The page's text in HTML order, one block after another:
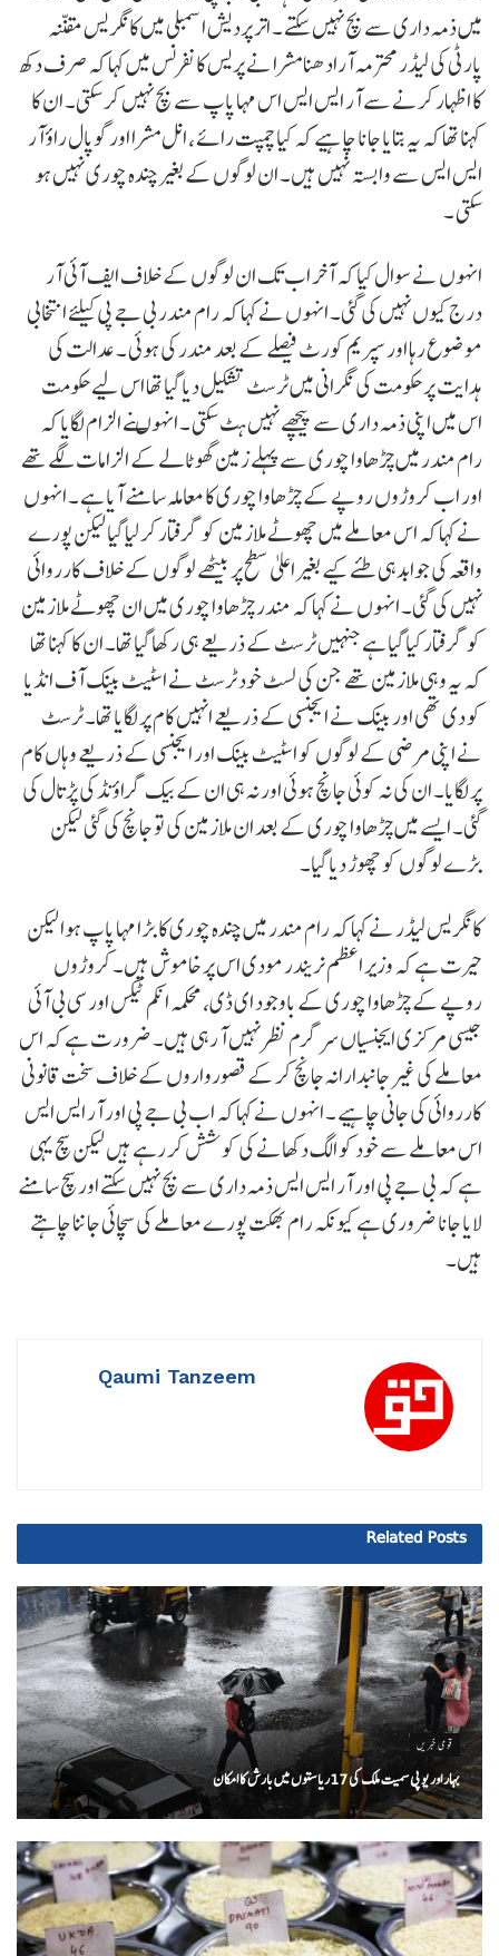
میں ذمہ داری سے بچ نہیں سکتے ۔ اتر پردیش اسمبلی میں کانگریس مقننہ
پارٹی کی لیڈر محترمہ آرادھنا مشرا نے پریس کانفرنس میں کہا کہ صرف دکھ
کا اظہار کرنے سے آر ایس ایس اس مہا پاپ سے بچ نہیں کر سکتی۔ ان کا
کہنا تھا کہ یہ بتایا جانا چاہیے کہ کیا چمپت رائے ، انل مشرا اور گوپال راؤ آر
ایس ایس سے وابستہ نہیں ہیں۔ ان لوگوں کے بغیر چندہ چوری نہیں ہو
سکتی ۔
انہوں نے سوال کیا کہ آخر اب تک ان لوگوں کے خلاف ایف آئی آر
درج کیوں نہیں کی گئی۔ انہوں نے کہا کہ رام مندر بی جے پی کیلئے انتخابی
موضوع رہا اور سپریم کورٹ فیصلے کے بعد مندر کی ہوئی ۔ عدالت کی
ہدایت پر حکومت کی نگرانی میں ٹرسٹ تشکیل دیا گیا تھا اس لیے حکومت
اس میں اپنی ذمہ داری سے پیچھے نہیں ہٹ سکتی ۔ انہوںنے الزام لگایا کہ
رام مندر میں چڑھاوا چوری سے پہلے زمین گھوٹالے کے الزامات لگے تھے
اور اب کروڑوں روپے کے چڑھاوا چوری کا معاملہ سامنے آیا ہے ۔ انہوں
نے کہا کہ اس معاملے میں چھوٹے ملازمین کو گرفتار کر لیا گیا لیکن پورے
واقعہ کی جوابدہی طئے کیے بغیر اعلیٰ سطح پر بیٹھے لوگوں کے خلاف کارروائی
نہیں کی گئی۔ انہوں نے کہا کہ مندر چڑھاوا چوری میں ان چھوٹے ملازمین
کو گرفتار کیا گیا ہے جنہیں ٹرسٹ کے ذریعے ہی رکھا گیا تھا۔ ان کا کہنا تھا
کہ یہ وہی ملازمین تھے جن کی لسٹ خود ٹرسٹ نے اسٹیٹ بینک آف انڈیا
کو دی تھی اور بینک نے ایجنسی کے ذریعے انہیں کام پر لگایا تھا۔ ٹرسٹ
نے اپنی مرضی کے لوگوں کو اسٹیٹ بینک اور ایجنسی کے ذریعے وہاں کام
پر لگایا۔ ان کی نہ کوئی جانچ ہوئی اور نہ ہی ان کے بیک گراؤنڈ کی پڑتال کی
گئی۔ ایسے میں چڑھاوا چوری کے بعد ان ملازمین کی تو جانچ کی گئی لیکن
بڑے لوگوں کو چھوڑ دیا گیا۔
کانگریس لیڈر نے کہا کہ رام مندر میں چندہ چوری کا بڑا مہا پاپ ہوا لیکن
حیرت ہے کہ وزیر اعظم نریندر مودی اس پر خاموش ہیں۔ کروڑوں
روپے کے چڑھاوا چوری کے باوجود ای ڈی، محکمہ انکم ٹیکس اور سی بی آئی
جیسی مرکزی ایجنسیاں سرگرم نظر نہیں آ رہی ہیں۔ ضرورت ہے کہ اس
معاملے کی غیر جانبدارانہ جانچ کر کے قصورواروں کے خلاف سخت قانونی
کارروائی کی جانی چاہیے ۔ انہوں نے کہا کہ اب بی جے پی اور آر ایس ایس
اس معاملے سے خود کو الگ دکھانے کی کوشش کر رہے ہیں لیکن سچ یہی
ہے کہ بی جے پی اور آر ایس ایس ذمہ داری سے بچ نہیں سکتے اور سچ سامنے
لایا جانا ضروری ہے کیونکہ رام بھکت پورے معاملے کی سچائی جاننا چاہتے
ہیں۔
Qaumi Tanzeem
Related Posts
قومی خبریں
بہار اور یو پی سمیت ملک کی 17ریاستوں میں بارش کا امکان